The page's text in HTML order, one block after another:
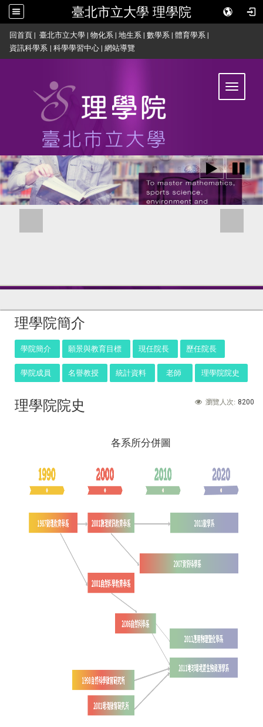
臺北市立大學 理學院
回首頁 | 臺北市立大學 | 物化系 | 地生系 | 數學系 | 體育學系 |
資訊科學系 | 科學學習中心 | 網站導覽
Toggle
理學院簡介
學院簡介 願景與教育目標 現任院長 歷任院長
學院成員 名譽教授 統計資料 老師 理學院院史
瀏覽人次: 8200
理學院院史
各系所分併圖